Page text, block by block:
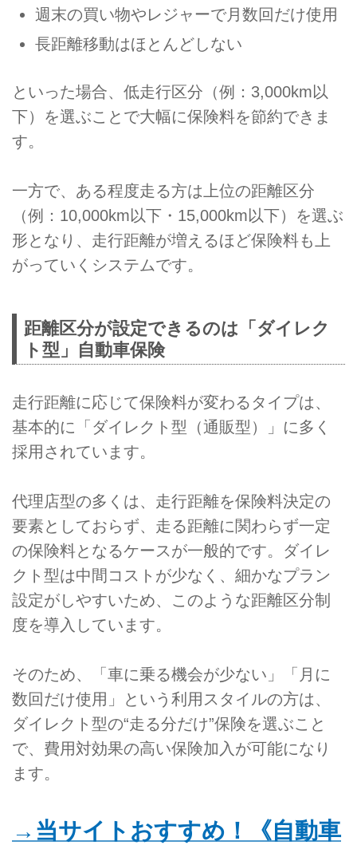
週末の買い物やレジャーで月数回だけ使用
長距離移動はほとんどしない
といった場合、低走行区分（例：3,000km以
下）を選ぶことで大幅に保険料を節約できま
す。
一方で、ある程度走る方は上位の距離区分
（例：10,000km以下・15,000km以下）を選ぶ
形となり、走行距離が増えるほど保険料も上
がっていくシステムです。
距離区分が設定できるのは「ダイレク
ト型」自動車保険
走行距離に応じて保険料が変わるタイプは、
基本的に「ダイレクト型（通販型）」に多く
採用されています。
代理店型の多くは、走行距離を保険料決定の
要素としておらず、走る距離に関わらず一定
の保険料となるケースが一般的です。ダイレ
クト型は中間コストが少なく、細かなプラン
設定がしやすいため、このような距離区分制
度を導入しています。
そのため、「車に乗る機会が少ない」「月に
数回だけ使用」という利用スタイルの方は、
ダイレクト型の“走る分だけ”保険を選ぶこと
で、費用対効果の高い保険加入が可能になり
ます。
→当サイトおすすめ！《自動車